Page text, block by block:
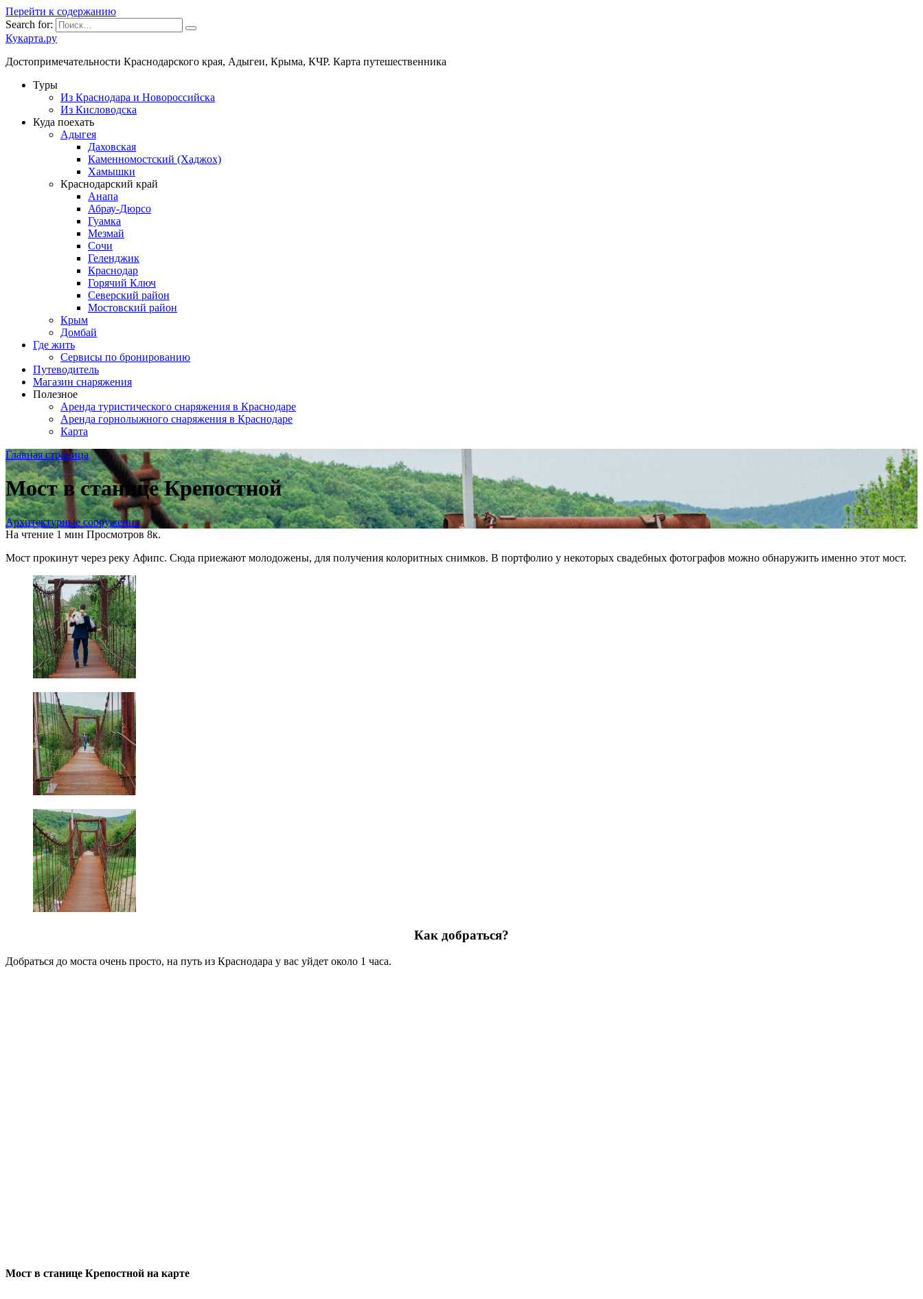
Перейти к содержанию
Search for:
Кукарта.ру
Достопримечательности Краснодарского края, Адыгеи, Крыма, КЧР. Карта путешественника
Туры
Из Краснодара и Новороссийска
Из Кисловодска
Куда поехать
Адыгея
Даховская
Каменномостский (Хаджох)
Хамышки
Краснодарский край
Анапа
Абрау-Дюрсо
Гуамка
Мезмай
Сочи
Геленджик
Краснодар
Горячий Ключ
Северский район
Мостовский район
Крым
Домбай
Где жить
Сервисы по бронированию
Путеводитель
Магазин снаряжения
Полезное
Аренда туристического снаряжения в Краснодаре
Аренда горнолыжного снаряжения в Краснодаре
Карта
Главная страница
Мост в станице Крепостной
Архитектурные сооружения
На чтение 1 мин Просмотров 8к.
Мост прокинут через реку Афипс. Сюда приежают молодожены, для получения колоритных снимков. В портфолио у некоторых свадебных фотографов можно обнаружить именно этот мост.
Как добраться?
Добраться до моста очень просто, на путь из Краснодара у вас уйдет около 1 часа.
Мост в станице Крепостной на карте